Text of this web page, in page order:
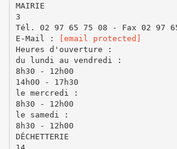
MAIRIE
3
Tél. 02 97 65 75 08 ‐ Fax 02 97
E‐Mail :
[email protected]